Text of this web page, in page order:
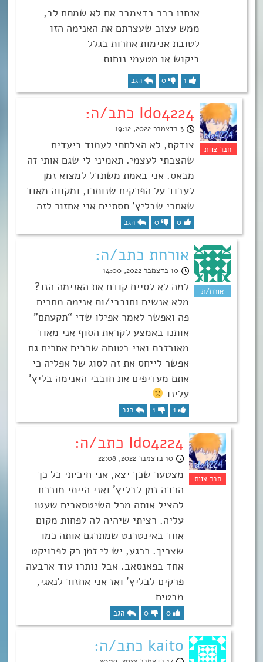
אנחנו כבר בדצמבר אם לא שמתם לב,
ממש עצוב שעצרתם את האנימה הזו
לטובת אנימות אחרות בגלל
ביקוש או מטעמי נוחות
1
0 הגב
Ido4224 כתב/ה:
3 בדצמבר 2022, 19:12
צודקת, לא הצלחתי לעמוד ביעדים
שהצבתי לעצמי. תאמיני לי שגם אותי זה
מבאס. אני באמת משתדל למצוא זמן
לעבוד על הפרקים שנותרו, ומקווה מאוד
שאחרי שבליץ’ תסתיים אני אחזור לזה
0
0 הגב
אורחת כתב/ה:
10 בדצמבר 2022, 14:00
למה לא לסיים קודם את האנימה הזו?
מלא אנשים וחובבי/ות אנימה מחכים
פה ואפשר לאמר אפילו שדי “תקעתם”
אותנו באמצע לקראת הסוף אני מאוד
מאוכזבת ואני בטוחה שרבים אחרים גם
אפשר לייחס את זה לסוג של אפליה כי
אתם מעדיפים את חובבי האנימה בליץ’
עלינו
1
1 הגב
Ido4224 כתב/ה:
10 בדצמבר 2022, 22:08
מצטער שכך יצא, אני חיכיתי כל כך
הרבה זמן לבליץ’ ואני הייתי מוכרח
להציל אותה מכל השיטסאבים שעטו
עליה. רציתי שיהיה לה לפחות מקום
אחד באינטרנט שמתרגם אותה כמו
שצריך. כרגע, יש לי זמן רק לפרויקט
אחד בפאנסאב. אבל נותרו עוד ארבעה
פרקים לבליץ’ ואז אני אחזור לנאגי,
מבטיח
0
0 הגב
kaito כתב/ה: